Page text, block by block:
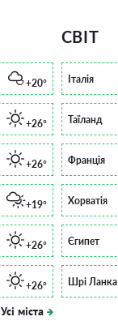
+20°
+26°
+26°
+19°
+26°
+26°
Усі міста
СВІТ
Італія
Таїланд
Франція
Хорватія
Єгипет
Шрі Ланка